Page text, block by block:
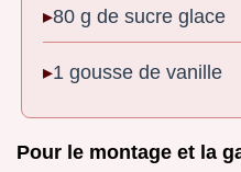
80 g de sucre glace
1 gousse de vanille
Pour le montage et la